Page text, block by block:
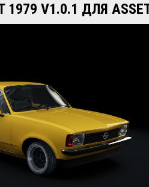
1979 V1.0.1 ДЛЯ